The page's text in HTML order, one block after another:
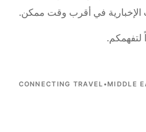
الإخبارية في أقرب وقت ممكن.
لتفهمكم.
CONNECTING TRAVEL •MIDDLE